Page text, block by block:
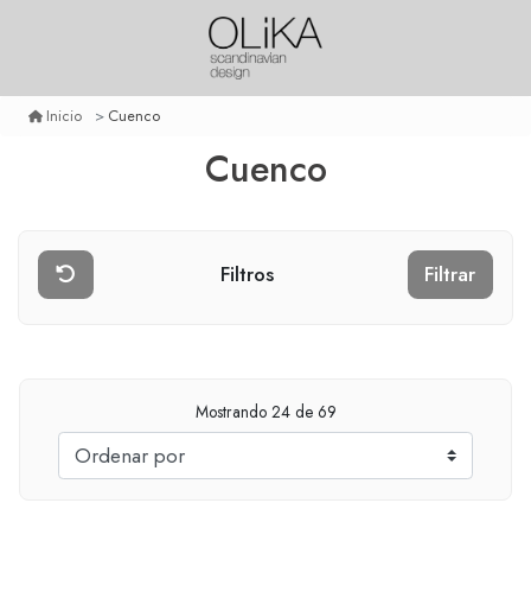
Inicio Cuenco
Cuenco
Filtros Filtrar
Mostrando 24de 69